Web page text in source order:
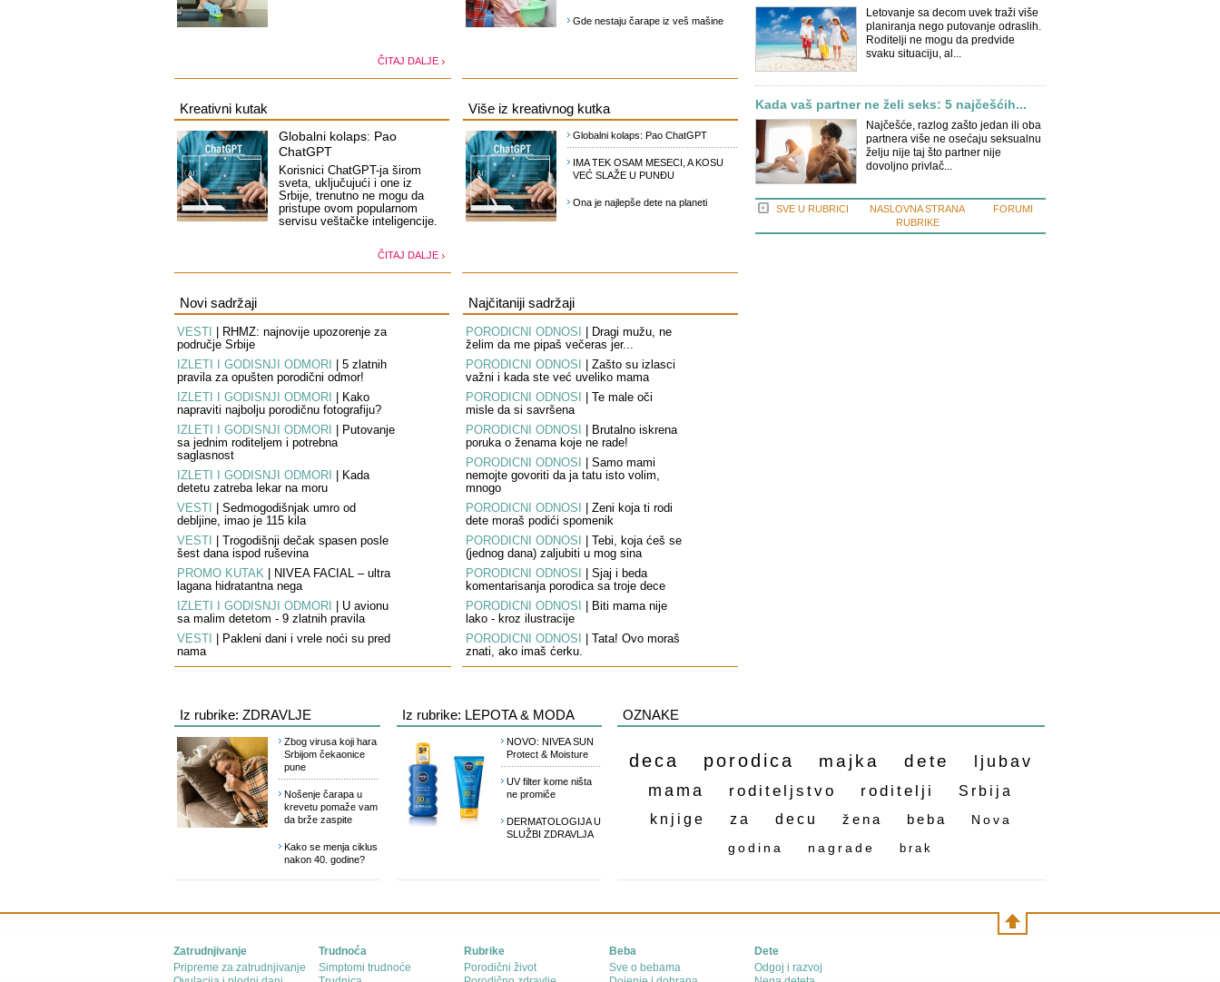
ČITAJ DALJE
Gde nestaju čarape iz veš mašine
Kreativni kutak
Globalni kolaps: Pao
ChatGPT
Korisnici ChatGPT-ja širom
sveta, uključujući i one iz
Srbije, trenutno ne mogu da
pristupe ovom popularnom
servisu veštačke inteligencije.
ČITAJ DALJE
Više iz kreativnog kutka
Globalni kolaps: Pao ChatGPT
IMA TEK OSAM MESECI, A KOSU
VEĆ SLAŽE U PUNĐU
Ona je najlepše dete na planeti
Novi sadržaji
VESTI
RHMZ: najnovije upozorenje za
područje Srbije
IZLETI I GODIŠNJI ODMORI
5 zlatnih
pravila za opušten porodični odmor!
IZLETI I GODIŠNJI ODMORI
Kako
napraviti najbolju porodičnu fotografiju?
IZLETI I GODIŠNJI ODMORI
Putovanje
sa jednim roditeljem i potrebna
saglasnost
IZLETI I GODIŠNJI ODMORI
Kada
detetu zatreba lekar na moru
VESTI
Sedmogodišnjak umro od
debljine, imao je 115 kila
VESTI
Trogodišnji dečak spasen posle
šest dana ispod ruševina
PROMO KUTAK|
NIVEA FACIAL – ultra
lagana hidratantna nega
IZLETI I GODIŠNJI ODMORI
U avionu
sa malim detetom - 9 zlatnih pravila
VESTI
Pakleni dani i vrele noći su pred
nama
Najčitaniji sadržaji
PORODIČNI ODNOSI
Dragi mužu, ne
želim da me pipaš večeras jer...
PORODIČNI ODNOSI
Zašto su izlasci
važni i kada ste već uveliko mama
PORODIČNI ODNOSI
Te male oči
misle da si savršena
PORODIČNI ODNOSI
Brutalno iskrena
poruka o ženama koje ne rade!
PORODIČNI ODNOSI
Samo mami
nemojte govoriti da ja tatu isto volim,
mnogo
PORODIČNI ODNOSI
Ženi koja ti rodi
dete moraš podići spomenik
PORODIČNI ODNOSI
Tebi, koja ćeš se
(jednog dana) zaljubiti u mog sina
PORODIČNI ODNOSI
Sjaj i beda
komentarisanja porodica sa troje dece
PORODIČNI ODNOSI
Biti mama nije
lako - kroz ilustracije
PORODIČNI ODNOSI
Tata! Ovo moraš
znati, ako imaš ćerku.
Letovanje sa decom uvek traži više
planiranja nego putovanje odraslih.
Roditelji ne mogu da predvide
svaku situaciju, al...
Kada vaš partner ne želi seks: 5 najčešćih...
Najčešće, razlog zašto jedan ili oba
partnera više ne osećaju seksualnu
želju nije taj što partner nije
dovoljno privlač...
SVE U RUBRICI
NASLOVNA STRANA
RUBRIKE
FORUMI
Iz rubrike: ZDRAVLJE
Zbog virusa koji hara
Srbijom čekaonice
pune
Nošenje čarapa u
krevetu pomaže vam
da brže zaspite
Kako se menja ciklus
nakon 40. godine?
Iz rubrike: LEPOTA & MODA
NOVO: NIVEA SUN
Protect & Moisture
UV filter kome ništa
ne promiče
DERMATOLOGIJA U
SLUŽBI ZDRAVLJA
OZNAKE
deca porodica majka dete
ljubav
mama
roditeljstvo roditelji
Srbija
knjige za decu
žena beba
Nova
godina
nagrade brak
Zatrudnjivanje
Pripreme za zatrudnjivanje
Trudnoća
Simptomi trudnoće
Rubrike
Porodični život
Beba
Sve o bebama
Dete
Odgoj i razvoj